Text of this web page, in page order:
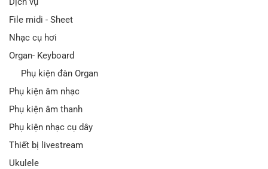
File midi - Sheet
Nhạc cụ hơi
Organ- Keyboard
Phụ kiện đàn Organ
Phụ kiện âm nhạc
Phụ kiện âm thanh
Phụ kiện nhạc cụ dây
Thiết bị livestream
Ukulele